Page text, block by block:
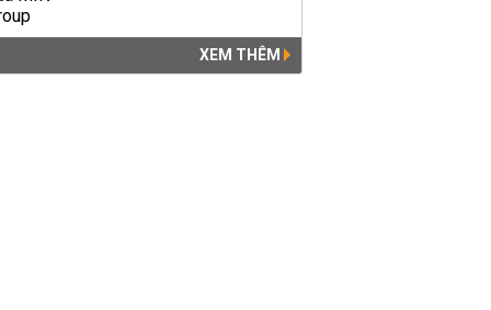
14:35 | 08/12/2018
XEM THÊM